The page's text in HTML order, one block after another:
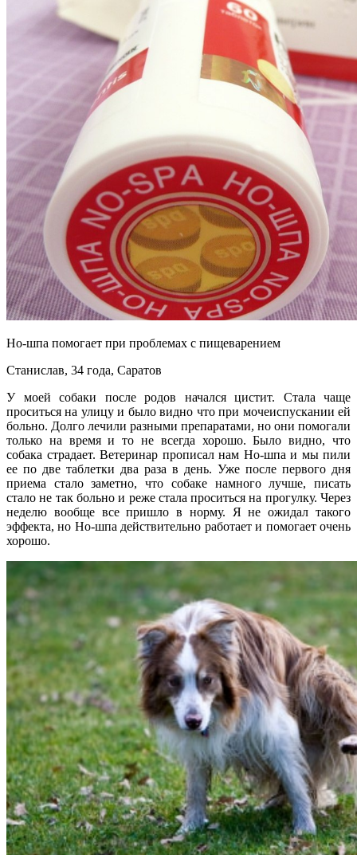
Но-шпа помогает при проблемах с пищеварением
Станислав, 34 года, Саратов
У моей собаки после родов начался цистит. Стала чаще
проситься на улицу и было видно что при мочеиспускании ей
больно. Долго лечили разными препаратами, но они помогали
только на время и то не всегда хорошо. Было видно, что
собака страдает. Ветеринар прописал нам Но-шпа и мы пили
ее по две таблетки два раза в день. Уже после первого дня
приема стало заметно, что собаке намного лучше, писать
стало не так больно и реже стала проситься на прогулку. Через
неделю вообще все пришло в норму. Я не ожидал такого
эффекта, но Но-шпа действительно работает и помогает очень
хорошо.